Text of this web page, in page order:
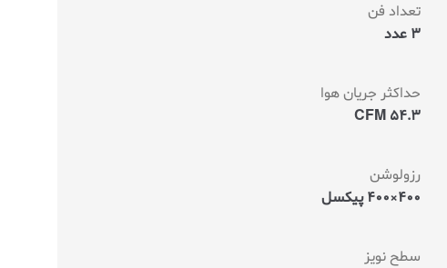
تعداد فن
3 عدد
حداکثر جریان هوا
54.3 CFM
رزولوشن
400×400 پیکسل
سطح نویز